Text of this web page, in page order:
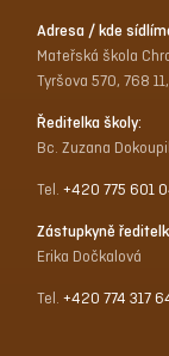
Adresa / kde
Mateřská škola
Tyršova 570, 768
Ředitelka školy:
Bc. Zuzana
Tel.+420 775 601
Zástupkyně
Erika Dočkalová
Tel.+420 774 317